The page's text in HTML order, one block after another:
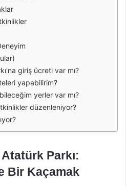
giriş ücreti var mı?
yapabilirim?
yerler var mı?
düzenleniyor?
Parkı:
Bir Kaçamak